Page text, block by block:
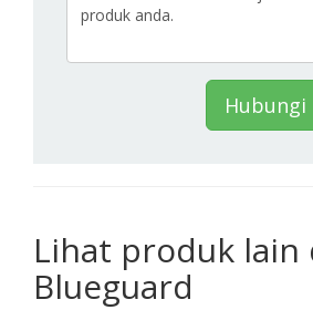
Hubungi
Lihat produk lain
Blueguard